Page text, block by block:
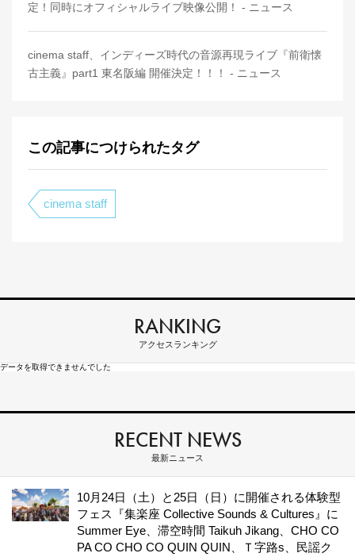
定！同時にオフィシャルライブ映像公開！ - ニュース
cinema staff、インディーズ時代の音源再現ライブ『前衛懐
古主義』part1 東名阪編 開催決定！！！ - ニュース
この記事につけられたタグ
cinema staff
RANKING
アクセスランキング
データを取得できませんでした
RECENT NEWS
最新ニュース
10月24日（土）と25日（日）に開催される体験型
フェス『集楽座 Collective Sounds & Cultures』に
Summer Eye、滞空時間 Taikuh Jikang、CHO CO
PA CO CHO CO QUIN QUIN、Ｔ字路s、民謡ク